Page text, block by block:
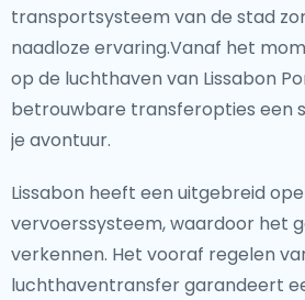
transportsysteem van de stad
naadloze ervaring.Vanaf het
op de luchthaven van Lissabon
betrouwbare transferopties een
je avontuur.
Lissabon heeft een uitgebreid
vervoerssysteem, waardoor het
verkennen. Het vooraf regelen
luchthaventransfer garandeert